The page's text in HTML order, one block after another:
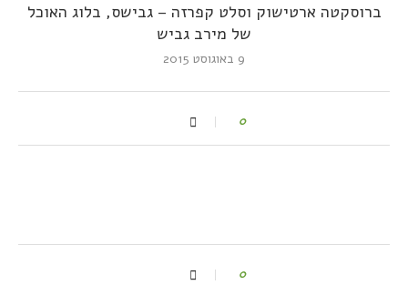
ברוסקטה ארטישוק וסלט קפרזה – גבישס, בלוג האוכל
של מירב גביש
9 באוגוסט 2015
0
0